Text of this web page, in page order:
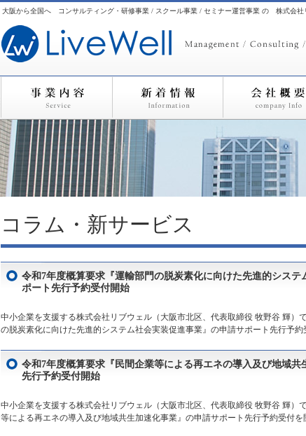
大阪から全国へ コンサルティング・研修事業 / スクール事業 / セミナー運営事業 の 株式会社
コラム・新サービス
令和7年度概算要求『運輸部門の脱炭素化に向けた先進的シス
ポート先行予約受付開始
中小企業を支援する株式会社リブウェル（大阪市北区、代表取締役 牧野谷 輝）
の脱炭素化に向けた先進的システム社会実装促進事業』の申請サポート先行予
令和7年度概算要求『民間企業等による再エネの導入及び地域共
先行予約受付開始
中小企業を支援する株式会社リブウェル（大阪市北区、代表取締役 牧野谷 輝）
等による再エネの導入及び地域共生加速化事業』の申請サポート先行予約受付